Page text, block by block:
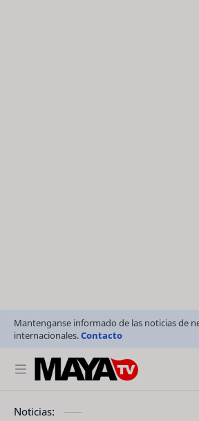
Mantenganse informado de las noticias de
internacionales.Contacto
Noticias: